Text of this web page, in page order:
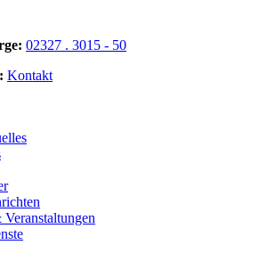
02327 . 3015 - 50
Kontakt
Veranstaltungen